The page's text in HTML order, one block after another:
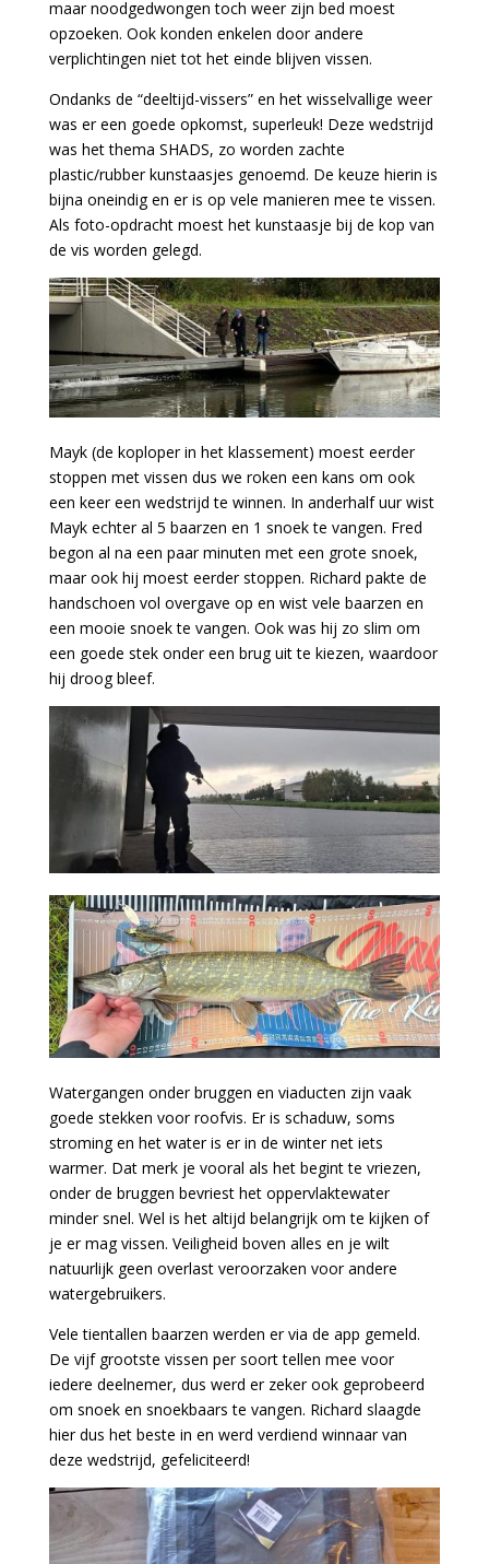
maar noodgedwongen toch weer zijn bed moest
opzoeken. Ook konden enkelen door andere
verplichtingen niet tot het einde blijven vissen.
Ondanks de “deeltijd-vissers” en het wisselvallige weer
was er een goede opkomst, superleuk! Deze wedstrijd
was het thema SHADS, zo worden zachte
plastic/rubber kunstaasjes genoemd. De keuze hierin is
bijna oneindig en er is op vele manieren mee te vissen.
Als foto-opdracht moest het kunstaasje bij de kop van
de vis worden gelegd.
Mayk (de koploper in het klassement) moest eerder
stoppen met vissen dus we roken een kans om ook
een keer een wedstrijd te winnen. In anderhalf uur wist
Mayk echter al 5 baarzen en 1 snoek te vangen. Fred
begon al na een paar minuten met een grote snoek,
maar ook hij moest eerder stoppen. Richard pakte de
handschoen vol overgave op en wist vele baarzen en
een mooie snoek te vangen. Ook was hij zo slim om
een goede stek onder een brug uit te kiezen, waardoor
hij droog bleef.
Watergangen onder bruggen en viaducten zijn vaak
goede stekken voor roofvis. Er is schaduw, soms
stroming en het water is er in de winter net iets
warmer. Dat merk je vooral als het begint te vriezen,
onder de bruggen bevriest het oppervlaktewater
minder snel. Wel is het altijd belangrijk om te kijken of
je er mag vissen. Veiligheid boven alles en je wilt
natuurlijk geen overlast veroorzaken voor andere
watergebruikers.
Vele tientallen baarzen werden er via de app gemeld.
De vijf grootste vissen per soort tellen mee voor
iedere deelnemer, dus werd er zeker ook geprobeerd
om snoek en snoekbaars te vangen. Richard slaagde
hier dus het beste in en werd verdiend winnaar van
deze wedstrijd, gefeliciteerd!